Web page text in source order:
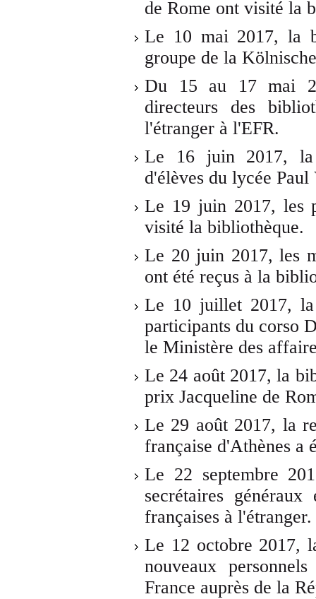
de Rome ont visité la
Le 10 mai 2017, la
groupe de la
Du 15 au 17 mai
directeurs des
l'étranger à l'EFR.
Le 16 juin 2017, la
d'élèves du lycée
Le 19 juin 2017, les
visité la bibliothèque.
Le 20 juin 2017, les
ont été reçus à la
Le 10 juillet 2017, la
participants du corso
le Ministère des
Le 24 août 2017, la
prix Jacqueline de
Le 29 août 2017, la
française d'Athènes a
Le 22 septembre
secrétaires
françaises à l'étranger.
Le 12 octobre 2017,
nouveaux
France auprès de la